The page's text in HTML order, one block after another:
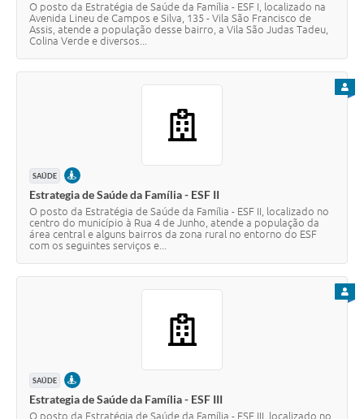
O posto da Estratégia de Saúde da Família - ESF I, localizado na
Avenida Lineu de Campos e Silva, 135 - Vila São Francisco de
Assis, atende a população desse bairro, a Vila São Judas Tadeu,
Colina Verde e diversos...
SAÚDE PRESENCIAL
Estrategia de Saúde da Família - ESF II
O posto da Estratégia de Saúde da Família - ESF II, localizado no
centro do município à Rua 4 de Junho, atende a população da
área central e alguns bairros da zona rural no entorno do ESF
com os seguintes serviços e...
SAÚDE PRESENCIAL
Estrategia de Saúde da Família - ESF III
O posto da Estratégia de Saúde da Família - ESF III, localizado no